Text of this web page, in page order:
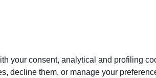
17 Ore Ago
your consent, analytical and profiling
decline them, or manage your